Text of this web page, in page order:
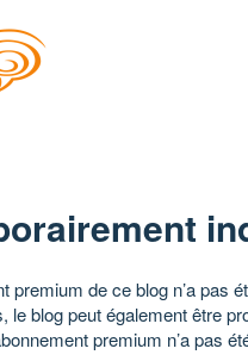
premium de ce blog n’a pas
blog peut également être
premium n’a pas